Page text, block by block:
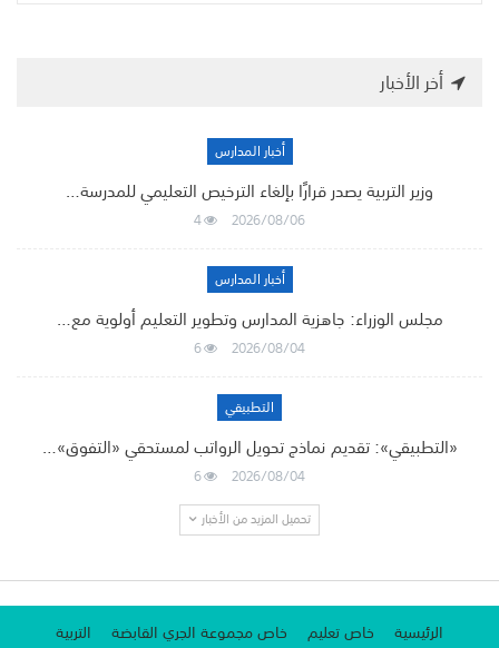
أخر الأخبار
أخبار المدارس
وزير التربية يصدر قرارًا بإلغاء الترخيص التعليمي للمدرسة…
2026/08/06
4
أخبار المدارس
مجلس الوزراء: جاهزية المدارس وتطوير التعليم أولوية مع…
2026/08/04
6
التطبيقي
«التطبيقي»: تقديم نماذج تحويل الرواتب لمستحقي «التفوق»…
2026/08/04
6
تحميل المزيد من الأخبار
الرئيسية خاص تعليم خاص مجموعة الجري القابضة التربية